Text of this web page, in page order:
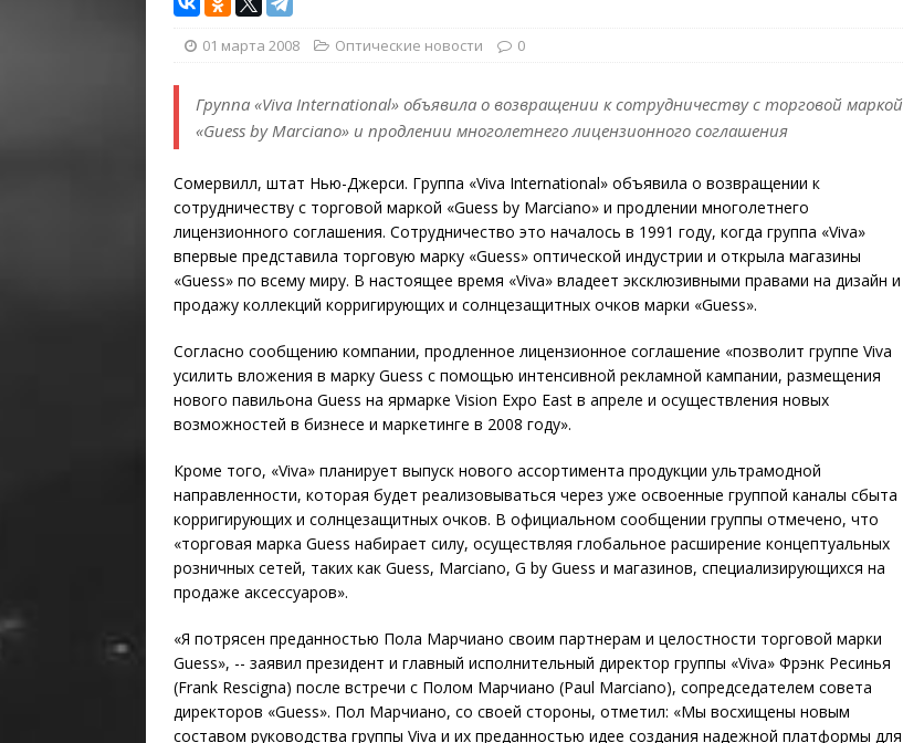
01 марта 2008 Оптические новости 0
Группа «Viva International» объявила о возвращении к сотрудничеству с торговой маркой
«Guess by Marciano» и продлении многолетнего лицензионного соглашения
Сомервилл, штат Нью-Джерси. Группа «Viva International» объявила о возвращении к
сотрудничеству с торговой маркой «Guess by Marciano» и продлении многолетнего
лицензионного соглашения. Сотрудничество это началось в 1991 году, когда группа «Viva»
впервые представила торговую марку «Guess» оптической индустрии и открыла магазины
«Guess» по всему миру. В настоящее время «Viva» владеет эксклюзивными правами на дизайн и
продажу коллекций корригирующих и солнцезащитных очков марки «Guess».
Согласно сообщению компании, продленное лицензионное соглашение «позволит группе Viva
усилить вложения в марку Guess с помощью интенсивной рекламной кампании, размещения
нового павильона Guess на ярмарке Vision Expo East в апреле и осуществления новых
возможностей в бизнесе и маркетинге в 2008 году».
Кроме того, «Viva» планирует выпуск нового ассортимента продукции ультрамодной
направленности, которая будет реализовываться через уже освоенные группой каналы сбыта
корригирующих и солнцезащитных очков. В официальном сообщении группы отмечено, что
«торговая марка Guess набирает силу, осуществляя глобальное расширение концептуальных
розничных сетей, таких как Guess, Marciano, G by Guess и магазинов, специализирующихся на
продаже аксессуаров».
«Я потрясен преданностью Пола Марчиано своим партнерам и целостности торговой марки
Guess», -- заявил президент и главный исполнительный директор группы «Viva» Фрэнк Ресинья
(Frank Rescigna) после встречи с Полом Марчиано (Paul Marciano), сопредседателем совета
директоров «Guess». Пол Марчиано, со своей стороны, отметил: «Мы восхищены новым
составом руководства группы Viva и их преданностью идее создания надежной платформы для